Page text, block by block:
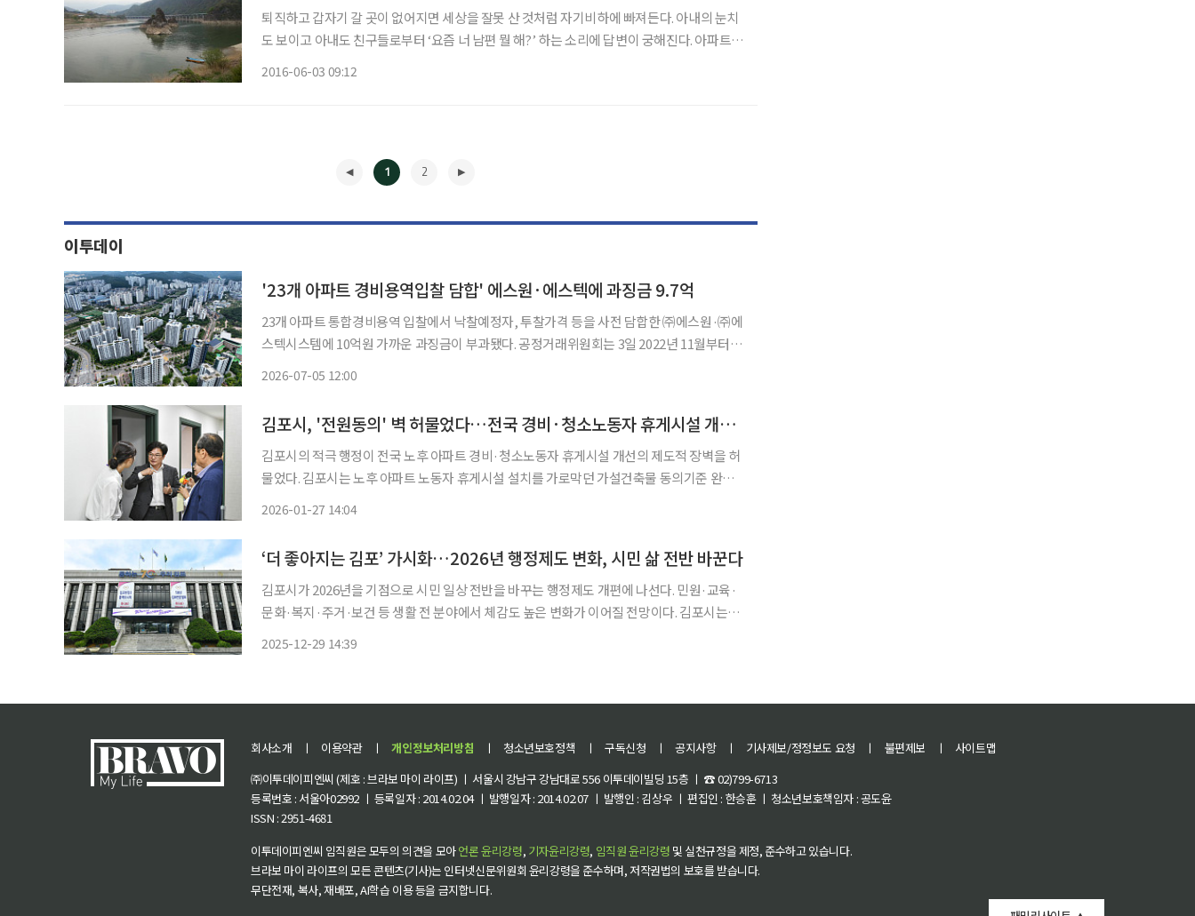
퇴직하고 갑자기 갈 곳이 없어지면 세상을 잘못 산 것처럼 자기비하에 빠져든다. 아내의 눈치
도 보이고 아내도 친구들로부터 ‘요즘 너 남편 뭘 해?’ 하는 소리에 답변이 궁해진다. 아파트
2016-06-03 09:12
1 2
이투데이
'23개 아파트 경비용역입찰 담합' 에스원·에스텍에 과징금 9.7억
23개 아파트 통합경비용역 입찰에서 낙찰예정자, 투찰가격 등을 사전 담합한 ㈜에스원·㈜에
스텍시스템에 10억원 가까운 과징금이 부과됐다. 공정거래위원회는 3일 2022년 11월부터
2026-07-05 12:00
김포시, '전원동의' 벽 허물었다…전국 경비·청소노동자 휴게시설 개선 '물꼬'
김포시의 적극 행정이 전국 노후 아파트 경비·청소노동자 휴게시설 개선의 제도적 장벽을 허
물었다. 김포시는 노후 아파트 노동자 휴게시설 설치를 가로막던 가설건축물 동의기준 완화
2026-01-27 14:04
‘더 좋아지는 김포’ 가시화…2026년 행정제도 변화, 시민 삶 전반 바꾼다
김포시가 2026년을 기점으로 시민 일상 전반을 바꾸는 행정제도 개편에 나선다. 민원·교육·
문화·복지·주거·보건 등 생활 전 분야에서 체감도 높은 변화가 이어질 전망이다. 김포시는
2025-12-29 14:39
회사소개 ㅣ 이용약관 ㅣ 개인정보처리방침 ㅣ 청소년보호정책 ㅣ 구독신청 ㅣ 공지사항 ㅣ 기사제보/정정보도 요청 ㅣ 불편제보 ㅣ
사이트맵
㈜이투데이피엔씨 (제호 : 브라보 마이 라이프) ㅣ 서울시 강남구 강남대로 556 이투데이빌딩 15층 ㅣ ☎ 02)799-6713
등록번호 : 서울아02992 ㅣ 등록일자 : 2014.02.04 ㅣ 발행일자 : 2014.02.07 ㅣ 발행인 : 김상우 ㅣ 편집인 : 한승훈 ㅣ 청소년보호책임자 : 공도윤
ISSN : 2951-4681
이투데이피엔씨 임직원은 모두의 의견을 모아언론 윤리강령, 기자윤리강령, 임직원 윤리강령 및 실천규정을 제정, 준수하고 있습니다.
브라보 마이 라이프의 모든 콘텐츠(기사)는 인터넷신문위원회 윤리강령을 준수하며, 저작권법의 보호를 받습니다.
무단전재, 복사, 재배포, AI학습 이용 등을 금지합니다.